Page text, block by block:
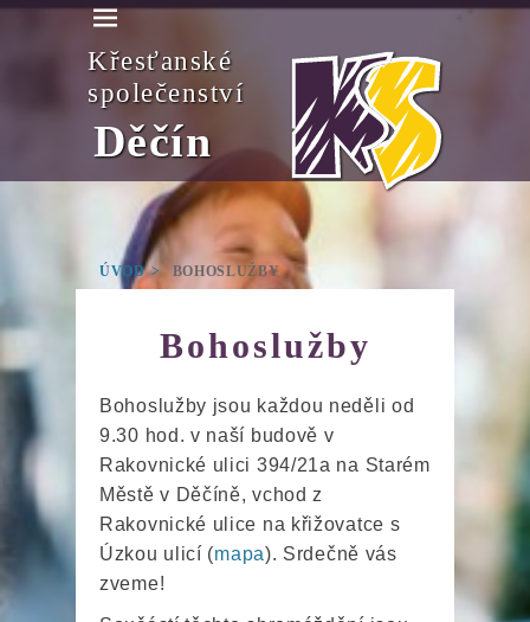
Křesťanské
společenství
Děčín
ÚVOD > BOHOSLUŽBY
Bohoslužby
Bohoslužby jsou každou neděli od
9.30 hod. v naší budově v
Rakovnické ulici 394/21a na Starém
Městě v Děčíně, vchod z
Rakovnické ulice na křižovatce s
Úzkou ulicí (mapa). Srdečně vás
zveme!